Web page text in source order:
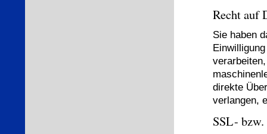
Recht auf
Sie haben
direkte
verlangen,
SSL-